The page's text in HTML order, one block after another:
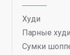
Худи
Парные худи
Сумки